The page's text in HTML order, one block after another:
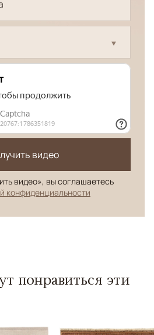
видео
видео», вы соглашаетесь
конфиденциальности
понравиться эти